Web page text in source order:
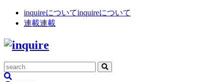
inquireについてinquireについて
連載連載